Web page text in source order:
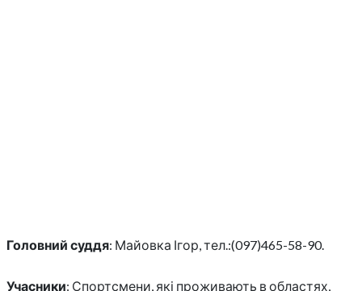
Головний суддя: Майовка Ігор, тел.:(097)465-58-90.
Учасники: Спортсмени, які проживають в областях,